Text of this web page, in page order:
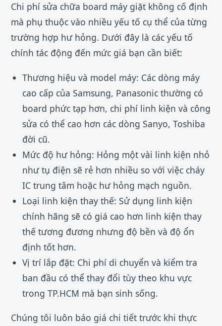
Chi phí sửa chữa board máy giặt không cố định
mà phụ thuộc vào nhiều yếu tố cụ thể của từng
trường hợp hư hỏng. Dưới đây là các yếu tố
chính tác động đến mức giá bạn cần biết:
Thương hiệu và model máy: Các dòng máy
cao cấp của Samsung, Panasonic thường có
board phức tạp hơn, chi phí linh kiện và công
sửa có thể cao hơn các dòng Sanyo, Toshiba
đời cũ.
Mức độ hư hỏng: Hỏng một vài linh kiện nhỏ
như tụ điện sẽ rẻ hơn nhiều so với việc cháy
IC trung tâm hoặc hư hỏng mạch nguồn.
Loại linh kiện thay thế: Sử dụng linh kiện
chính hãng sẽ có giá cao hơn linh kiện thay
thế tương đương nhưng độ bền và độ ổn
định tốt hơn.
Vị trí lắp đặt: Chi phí di chuyển và kiểm tra
ban đầu có thể thay đổi tùy theo khu vực
trong TP.HCM mà bạn sinh sống.
Chúng tôi luôn báo giá chi tiết trước khi thực